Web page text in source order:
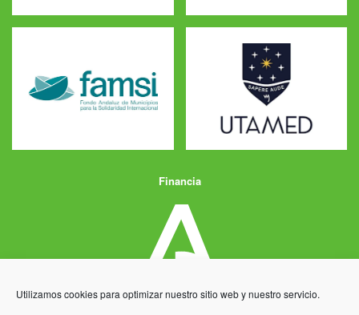
Utilizamos cookies para optimizar nuestro sitio web y nuestro servicio.
Financia